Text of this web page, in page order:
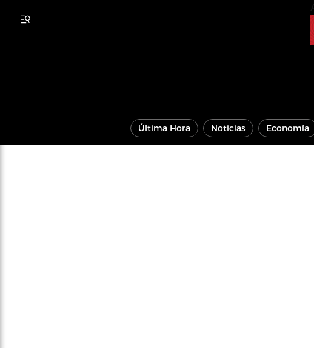
Última Hora Noticias Economía